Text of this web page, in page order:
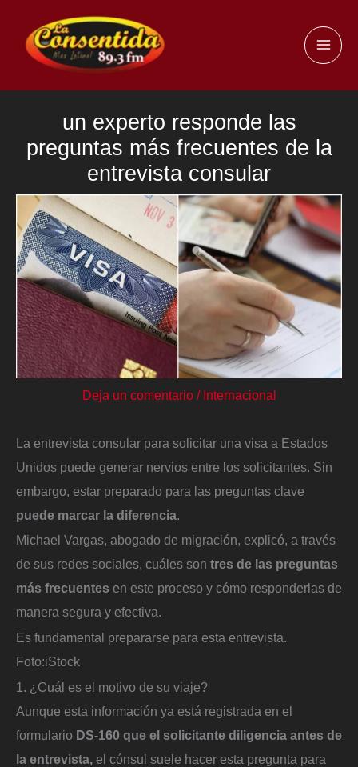
contenido
un experto responde las
preguntas más frecuentes de la
entrevista consular
Deja un comentario / Internacional
La entrevista consular para solicitar una visa a Estados
Unidos puede generar nervios entre los solicitantes. Sin
embargo, estar preparado para las preguntas clave
puede marcar la diferencia.
Michael Vargas, abogado de migración, explicó, a través
de sus redes sociales, cuáles son tres de las preguntas
más frecuentes en este proceso y cómo responderlas de
manera segura y efectiva.
Es fundamental prepararse para esta entrevista.
Foto:iStock
1. ¿Cuál es el motivo de su viaje?
Aunque esta información ya está registrada en el
formulario DS-160 que el solicitante diligencia antes de
la entrevista, el cónsul suele hacer esta pregunta para